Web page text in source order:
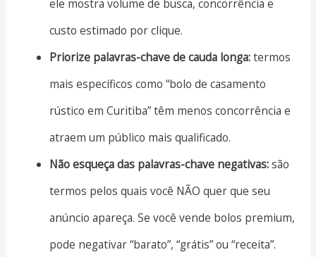
ele mostra volume de busca, concorrência e
custo estimado por clique.
Priorize palavras-chave de cauda longa:termos
mais específicos como “bolo de casamento
rústico em Curitiba” têm menos concorrência e
atraem um público mais qualificado.
Não esqueça das palavras-chave negativas:são
termos pelos quais você NÃO quer que seu
anúncio apareça. Se você vende bolos premium,
pode negativar “barato”, “grátis” ou “receita”.